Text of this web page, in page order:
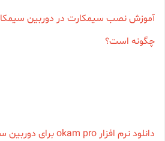
چگونه است؟
دانلود نرم افزار okam pro برای دوربین سیمکارت خور